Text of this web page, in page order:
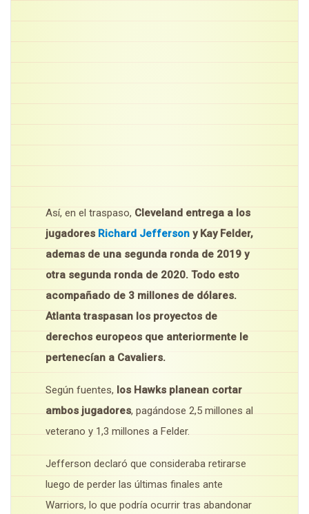
Así, en el traspaso, Cleveland entrega a los
jugadores Richard Jefferson y Kay Felder,
ademas de una segunda ronda de 2019 y
otra segunda ronda de 2020. Todo esto
acompañado de 3 millones de dólares.
Atlanta traspasan los proyectos de
derechos europeos que anteriormente le
pertenecían a Cavaliers.
Según fuentes, los Hawks planean cortar
ambos jugadores, pagándose 2,5 millones al
veterano y 1,3 millones a Felder.
Jefferson declaró que consideraba retirarse
luego de perder las últimas finales ante
Warriors, lo que podría ocurrir tras abandonar